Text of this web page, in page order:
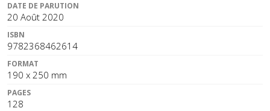
DATE DE PARUTION
20 Août 2020
ISBN
9782368462614
FORMAT
190 x 250 mm
PAGES
128